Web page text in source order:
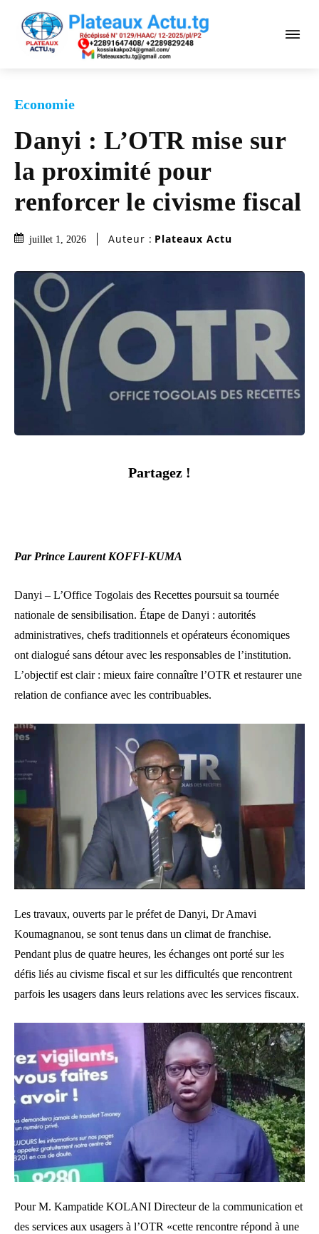
Economie
Danyi : L’OTR mise sur
la proximité pour
renforcer le civisme fiscal
juillet 1, 2026 Auteur : Plateaux Actu
Partagez !
Par Prince Laurent KOFFI-KUMA
Danyi – L’Office Togolais des Recettes poursuit sa tournée
nationale de sensibilisation. Étape de Danyi : autorités
administratives, chefs traditionnels et opérateurs économiques
ont dialogué sans détour avec les responsables de l’institution.
L’objectif est clair : mieux faire connaître l’OTR et restaurer une
relation de confiance avec les contribuables.
Les travaux, ouverts par le préfet de Danyi, Dr Amavi
Koumagnanou, se sont tenus dans un climat de franchise.
Pendant plus de quatre heures, les échanges ont porté sur les
défis liés au civisme fiscal et sur les difficultés que rencontrent
parfois les usagers dans leurs relations avec les services fiscaux.
Pour M. Kampatide KOLANI Directeur de la communication et
des services aux usagers à l’OTR «cette rencontre répond à une